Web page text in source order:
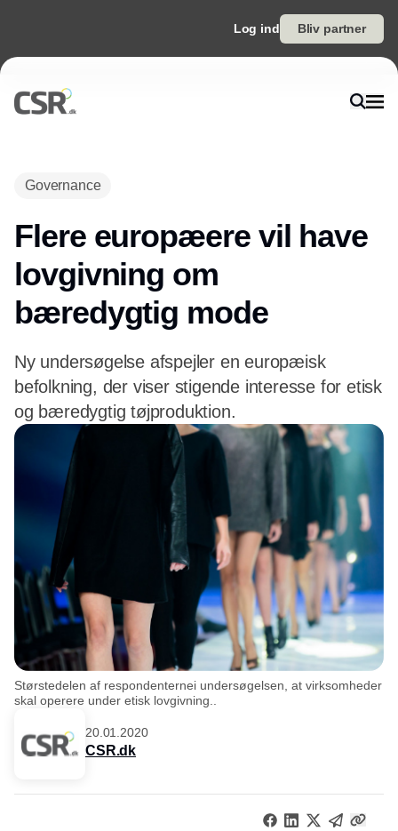
Log ind Bliv partner
Governance
Flere europæere vil have
lovgivning om
bæredygtig mode
Ny undersøgelse afspejler en europæisk
befolkning, der viser stigende interesse for etisk
og bæredygtig tøjproduktion.
Størstedelen af respondenternei undersøgelsen, at virksomheder
skal operere under etisk lovgivning..
20.01.2020
CSR.dk